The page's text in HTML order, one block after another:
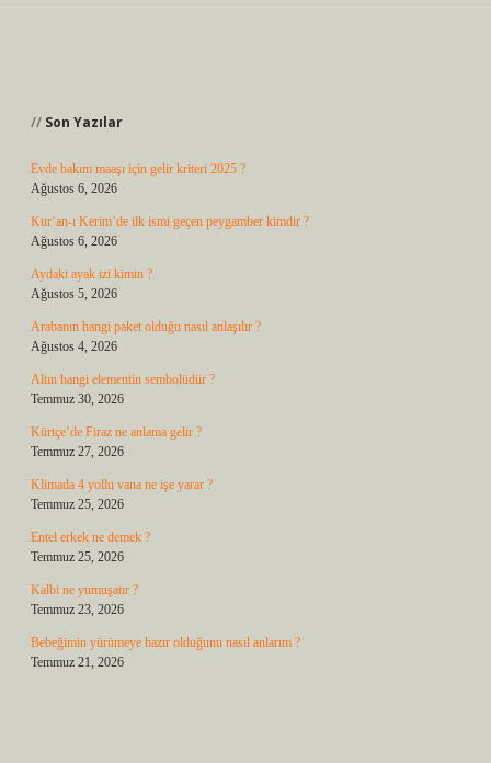
Son Yazılar
Evde bakım maaşı için gelir kriteri 2025 ?
Ağustos 6, 2026
Kur’an-ı Kerim’de ilk ismi geçen peygamber kimdir ?
Ağustos 6, 2026
Aydaki ayak izi kimin ?
Ağustos 5, 2026
Arabanın hangi paket olduğu nasıl anlaşılır ?
Ağustos 4, 2026
Altın hangi elementin sembolüdür ?
Temmuz 30, 2026
Kürtçe’de Firaz ne anlama gelir ?
Temmuz 27, 2026
Klimada 4 yollu vana ne işe yarar ?
Temmuz 25, 2026
Entel erkek ne demek ?
Temmuz 25, 2026
Kalbi ne yumuşatır ?
Temmuz 23, 2026
Bebeğimin yürümeye hazır olduğunu nasıl anlarım ?
Temmuz 21, 2026